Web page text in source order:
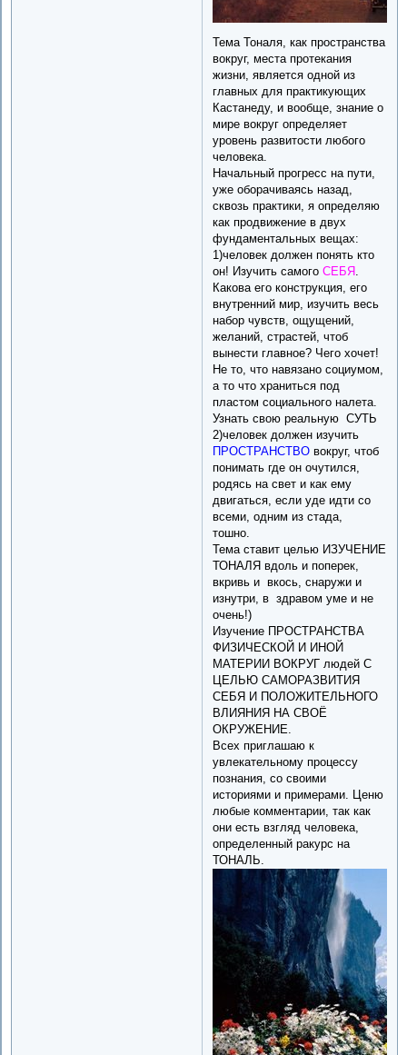
Тема Тоналя, как пространства
вокруг, места протекания
жизни, является одной из
главных для практикующих
Кастанеду, и вообще, знание о
мире вокруг определяет
уровень развитости любого
человека.
Начальный прогресс на пути,
уже оборачиваясь назад,
сквозь практики, я определяю
как продвижение в двух
фундаментальных вещах:
1)человек должен понять кто
он! Изучить самогоСЕБЯ.
Какова его конструкция, его
внутренний мир, изучить весь
набор чувств, ощущений,
желаний, страстей, чтоб
вынести главное? Чего хочет!
Не то, что навязано социумом,
а то что храниться под
пластом социального налета.
Узнать свою реальную СУТЬ
2)человек должен изучить
ПРОСТРАНСТВО вокруг, чтоб
понимать где он очутился,
родясь на свет и как ему
двигаться, если уде идти со
всеми, одним из стада,
тошно.
Тема ставит целью ИЗУЧЕНИЕ
ТОНАЛЯ вдоль и поперек,
вкривь и вкось, снаружи и
изнутри, в здравом уме и не
очень!)
Изучение ПРОСТРАНСТВА
ФИЗИЧЕСКОЙ И ИНОЙ
МАТЕРИИ ВОКРУГ людей С
ЦЕЛЬЮ САМОРАЗВИТИЯ
СЕБЯ И ПОЛОЖИТЕЛЬНОГО
ВЛИЯНИЯ НА СВОЁ
ОКРУЖЕНИЕ.
Всех приглашаю к
увлекательному процессу
познания, со своими
историями и примерами. Ценю
любые комментарии, так как
они есть взгляд человека,
определенный ракурс на
ТОНАЛЬ.